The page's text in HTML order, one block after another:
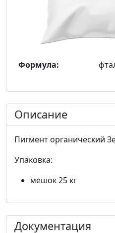
Формула:
Описание
Пигмент органический
Упаковка:
мешок 25 кг
Документация